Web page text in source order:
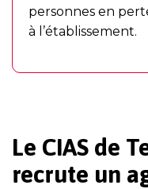
personnes en
à l’établissement.
Le CIAS de
recrute un